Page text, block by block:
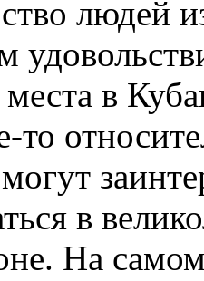
людей
в
то
в
На